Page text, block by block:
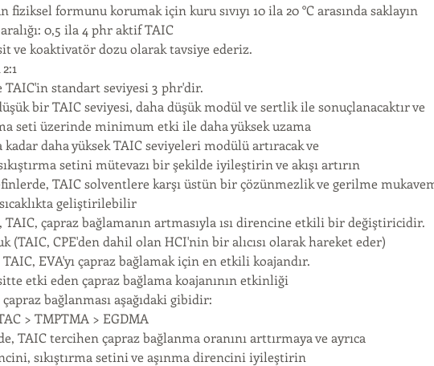
fiziksel formunu korumak için kuru sıvıyı 10 ila 20 °C arasında saklayın
0,5 ila 4 phr aktif TAIC
ve koaktivatör dozu olarak tavsiye ederiz.
TAIC'in standart seviyesi 3 phr'dir.
bir TAIC seviyesi, daha düşük modül ve sertlik ile sonuçlanacaktır ve
seti üzerinde minimum etki ile daha yüksek uzama
kadar daha yüksek TAIC seviyeleri modülü artıracak ve
setini mütevazı bir şekilde iyileştirin ve akışı artırın
TAIC solventlere karşı üstün bir çözünmezlik ve gerilme
geliştirilebilir
TAIC, çapraz bağlamanın artmasıyla ısı direncine etkili bir değiştiricidir.
(TAIC, CPE'den dahil olan HCI'nin bir alıcısı olarak hareket eder)
TAIC, EVA'yı çapraz bağlamak için en etkili koajandır.
etki eden çapraz bağlama koajanının etkinliği
çapraz bağlanması aşağıdaki gibidir:
> TMPTMA > EGDMA
TAIC tercihen çapraz bağlanma oranını arttırmaya ve ayrıca
sıkıştırma setini ve aşınma direncini iyileştirin